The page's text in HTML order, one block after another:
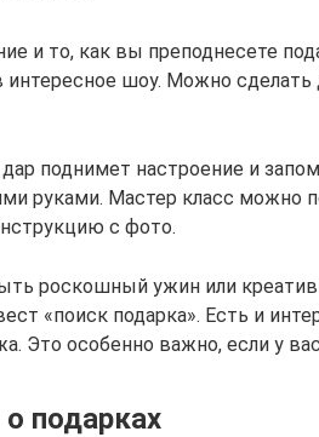
и то, как вы преподнесете
интересное шоу. Можно
поднимет настроение и
руками. Мастер класс можно
с фото.
роскошный ужин или
«поиск подарка». Есть и
Это особенно важно, если у
подарках